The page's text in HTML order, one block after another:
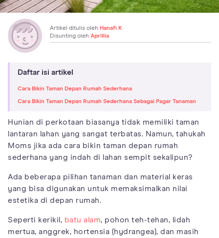
Artikel ditulis oleh Hanafi K
Disunting oleh Aprillia
Daftar isi artikel
Cara Bikin Taman Depan Rumah Sederhana
Cara Bikin Taman Depan Rumah Sederhana Sebagai Pagar Tanaman
Hunian di perkotaan biasanya tidak memiliki taman
lantaran lahan yang sangat terbatas. Namun, tahukah
Moms jika ada cara bikin taman depan rumah
sederhana yang indah di lahan sempit sekalipun?
Ada beberapa pilihan tanaman dan material keras
yang bisa digunakan untuk memaksimalkan nilai
estetika di depan rumah.
Seperti kerikil, batu alam, pohon teh-tehan, lidah
mertua, anggrek, hortensia (hydrangea), dan masih